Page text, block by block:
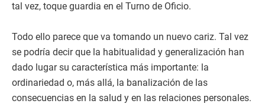
tal vez, toque guardia en el Turno de Oficio.
Todo ello parece que va tomando un nuevo cariz. Tal vez
se podría decir que la habitualidad y generalización han
dado lugar su característica más importante: la
ordinariedad o, más allá, la banalización de las
consecuencias en la salud y en las relaciones personales.